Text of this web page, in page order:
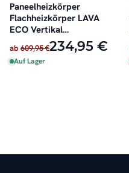
Paneelheizkörper
Flachheizkörper LAVA
ECO Vertikal
Doppellagig Weiß
ab 609,95 €234,95 €
Auf Lager